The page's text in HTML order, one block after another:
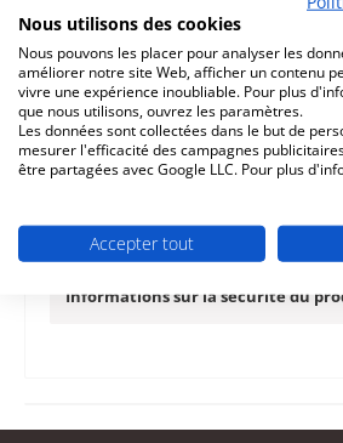
Question sur le
Description
Austroflamm Clou Compact Duo
Compact Duo écran d'affi…
Informations sur la sécurité du
Nous utilisons des cookies
Nous pouvons les placer pour analyser les
améliorer notre site Web, afficher un contenu
vivre une expérience inoubliable. Pour plus
que nous utilisons, ouvrez les paramètres.
Les données sont collectées dans le but de
mesurer l'efficacité des campagnes
être partagées avec Google LLC. Pour plus
Accepter tout